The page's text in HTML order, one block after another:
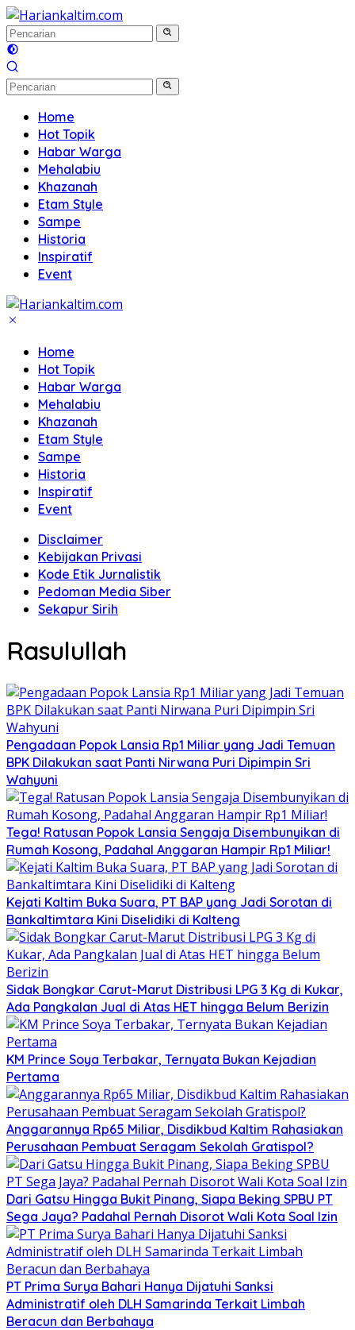
Langsung
ke
konten
Home
Hot Topik
Habar Warga
Mehalabiu
Khazanah
Etam Style
Sampe
Historia
Inspiratif
Event
Home
Hot Topik
Habar Warga
Mehalabiu
Khazanah
Etam Style
Sampe
Historia
Inspiratif
Event
Disclaimer
Kebijakan Privasi
Kode Etik Jurnalistik
Pedoman Media Siber
Sekapur Sirih
Rasulullah
Pengadaan Popok Lansia Rp1 Miliar yang Jadi Temuan
BPK Dilakukan saat Panti Nirwana Puri Dipimpin Sri
Wahyuni
Tega! Ratusan Popok Lansia Sengaja Disembunyikan di
Rumah Kosong, Padahal Anggaran Hampir Rp1 Miliar!
Kejati Kaltim Buka Suara, PT BAP yang Jadi Sorotan di
Bankaltimtara Kini Diselidiki di Kalteng
Sidak Bongkar Carut-Marut Distribusi LPG 3 Kg di Kukar,
Ada Pangkalan Jual di Atas HET hingga Belum Berizin
KM Prince Soya Terbakar, Ternyata Bukan Kejadian
Pertama
Anggarannya Rp65 Miliar, Disdikbud Kaltim Rahasiakan
Perusahaan Pembuat Seragam Sekolah Gratispol?
Dari Gatsu Hingga Bukit Pinang, Siapa Beking SPBU PT
Sega Jaya? Padahal Pernah Disorot Wali Kota Soal Izin
PT Prima Surya Bahari Hanya Dijatuhi Sanksi
Administratif oleh DLH Samarinda Terkait Limbah
Beracun dan Berbahaya